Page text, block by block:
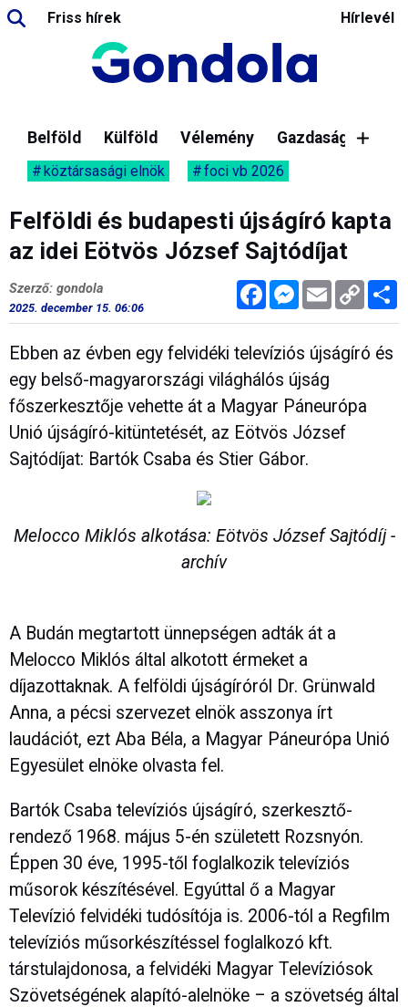
Friss hírek Hírlevél
Belföld Külföld Vélemény Gazdaság
köztársasági elnök foci vb 2026
Felföldi és budapesti újságíró kapta
az idei Eötvös József Sajtódíjat
FacebookMessenger
Email Copy
Link
Szerző: gondola
2025. december 15. 06:06
Ebben az évben egy felvidéki televíziós újságíró és
egy belső-magyarországi világhálós újság
főszerkesztője vehette át a Magyar Páneurópa
Unió újságíró-kitüntetését, az Eötvös József
Sajtódíjat: Bartók Csaba és Stier Gábor.
Melocco Miklós alkotása: Eötvös József Sajtódíj -
archív
A Budán megtartott ünnepségen adták át a
Melocco Miklós által alkotott érmeket a
díjazottaknak. A felföldi újságíróról Dr. Grünwald
Anna, a pécsi szervezet elnök asszonya írt
laudációt, ezt Aba Béla, a Magyar Páneurópa Unió
Egyesület elnöke olvasta fel.
Bartók Csaba televíziós újságíró, szerkesztő-
rendező 1968. május 5-én született Rozsnyón.
Éppen 30 éve, 1995-től foglalkozik televíziós
műsorok készítésével. Egyúttal ő a Magyar
Televízió felvidéki tudósítója is. 2006-tól a Regfilm
televíziós műsorkészítéssel foglalkozó kft.
társtulajdonosa, a felvidéki Magyar Televíziósok
Szövetségének alapító-alelnöke – a szövetség által